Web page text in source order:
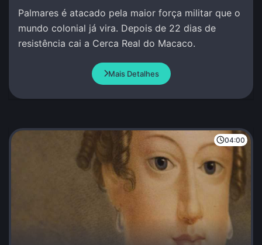
Palmares é atacado pela maior força militar que o
mundo colonial já vira. Depois de 22 dias de
resistência cai a Cerca Real do Macaco.
Mais Detalhes
04:00